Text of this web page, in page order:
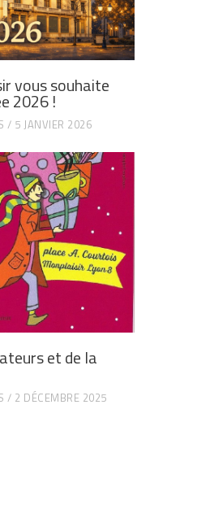
vous souhaite
2026 !
5 JANVIER 2026
et de la
2 DÉCEMBRE 2025